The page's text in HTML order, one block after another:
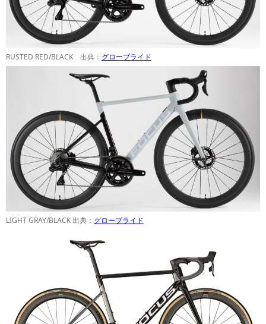
RUSTED RED/BLACK 出典： グローブライド
LIGHT GRAY/BLACK 出典： グローブライド